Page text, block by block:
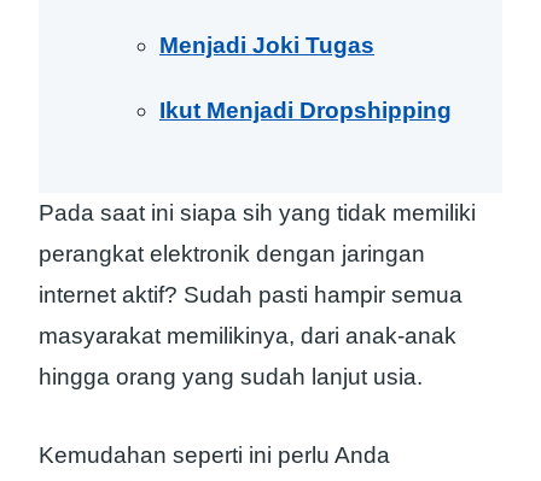
Menjadi Joki Tugas
Ikut Menjadi Dropshipping
Pada saat ini siapa sih yang tidak memiliki
perangkat elektronik dengan jaringan
internet aktif? Sudah pasti hampir semua
masyarakat memilikinya, dari anak-anak
hingga orang yang sudah lanjut usia.
Kemudahan seperti ini perlu Anda